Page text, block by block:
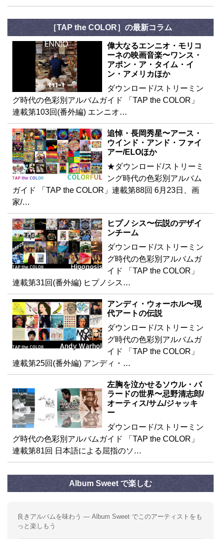
［TAP the COLOR］の最新コラム
偉大なるエンニオ・モリコ
ーネの映画音楽〜ワンス・
アポン・ア・タイム・イ
ン・アメリカほか
ダウンロード/ストリーミン
グ時代の色彩別アルバムガイド 「TAP the COLOR」
連載第103回(番外編) エンニオ…
追悼・長岡秀星〜アース・
ウインド・アンド・ファイ
アー/ELOほか
★ダウンロード/ストリーミ
ング時代の色彩別アルバム
ガイド 「TAP the COLOR」連載第88回 6月23日、画
家/…
ヒプノシス〜伝説のデザイ
ンチーム
ダウンロード/ストリーミン
グ時代の色彩別アルバムガ
イド 「TAP the COLOR」
連載第31回(番外編) ヒプノシス…
アンディ・ウォーホル〜現
代アートの伝説
ダウンロード/ストリーミン
グ時代の色彩別アルバムガ
イド 「TAP the COLOR」
連載第25回(番外編) アンディ・…
左胸を泣かせるソウル・バ
ラードの世界〜忌野清志郎/
オーティス/サム/ジャッキ
ー
ダウンロード/ストリーミン
グ時代の色彩別アルバムガイド 「TAP the COLOR」
連載第81回 日本語による屈指のソ…
Album Sweet で楽しむ
良きアルバムを味わう — Album Sweet でこのアーティストをも
っと楽しもう